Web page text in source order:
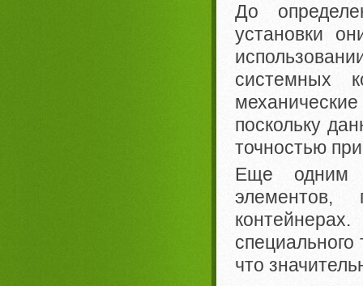
До
установки
системных
поскольку
точностью
Еще одним
элементов,
специального
что